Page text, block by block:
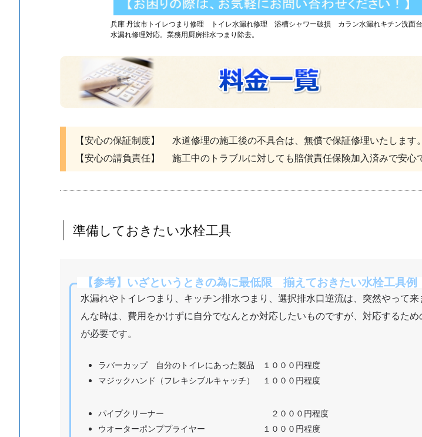
備
し
て
き
た
具
兵
庫
ト
兵庫 丹波市トイレつまり修理 トイレ水漏れ修理 浴槽シャワー破損 カラン水漏れキチン洗面台
水漏れ修理対応。業務用厨房排水つまり除去。
【安心の保証制度】 水道修理の施工後の不具合は、無償で保証修理いたします。
【安心の請負責任】 施工中のトラブルに対しても賠償責任保険加入済みで安心
準備しておきたい水栓工具
【参考】いざというときの為に最低限 揃えておきたい水栓工具例
水漏れやトイレつまり、キッチン排水つまり、選択排水口逆流は、突然やって来
んな時は、費用をかけずに自分でなんとか対応したいものですが、対応するため
が必要です。
ラバーカップ 自分のトイレにあった製品 １０００円程度
マジックハンド（フレキシブルキャッチ） １０００円程度
パイプクリーナー ２０００円程度
ウオーターポンププライヤー １０００円程度